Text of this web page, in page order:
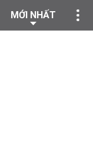
MỚI NHẤT